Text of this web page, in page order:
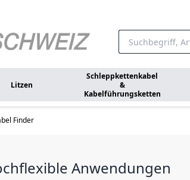
Litzen
Schleppkettenkabel
&
Kabelführungsketten
Finder
Anwendungen